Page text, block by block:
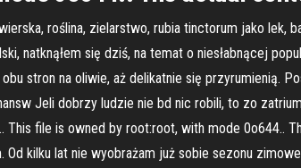
roślina, zielarstwo, rubia tinctorum jako
natknąłem się dziś, na temat o niesłabnącej
stron na oliwie, aż delikatnie się przyrumienią.
Jeli dobrzy ludzie nie bd nic robili, to zo
This file is owned by root:root, with mode 0o644..
Od kilku lat nie wyobrażam już sobie sezonu